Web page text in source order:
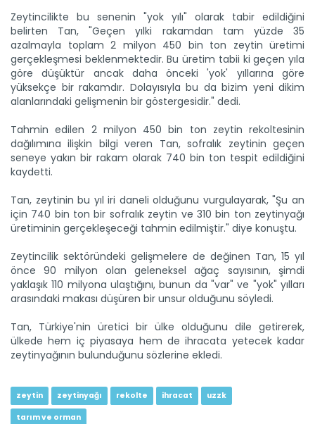
Zeytincilikte bu senenin "yok yılı" olarak tabir edildiğini
belirten Tan, "Geçen yılki rakamdan tam yüzde 35
azalmayla toplam 2 milyon 450 bin ton zeytin üretimi
gerçekleşmesi beklenmektedir. Bu üretim tabii ki geçen yıla
göre düşüktür ancak daha önceki 'yok' yıllarına göre
yüksekçe bir rakamdır. Dolayısıyla bu da bizim yeni dikim
alanlarındaki gelişmenin bir göstergesidir." dedi.
Tahmin edilen 2 milyon 450 bin ton zeytin rekoltesinin
dağılımına ilişkin bilgi veren Tan, sofralık zeytinin geçen
seneye yakın bir rakam olarak 740 bin ton tespit edildiğini
kaydetti.
Tan, zeytinin bu yıl iri daneli olduğunu vurgulayarak, "Şu an
için 740 bin ton bir sofralık zeytin ve 310 bin ton zeytinyağı
üretiminin gerçekleşeceği tahmin edilmiştir." diye konuştu.
Zeytincilik sektöründeki gelişmelere de değinen Tan, 15 yıl
önce 90 milyon olan geleneksel ağaç sayısının, şimdi
yaklaşık 110 milyona ulaştığını, bunun da "var" ve "yok" yılları
arasındaki makası düşüren bir unsur olduğunu söyledi.
Tan, Türkiye'nin üretici bir ülke olduğunu dile getirerek,
ülkede hem iç piyasaya hem de ihracata yetecek kadar
zeytinyağının bulunduğunu sözlerine ekledi.
zeytin zeytinyağı rekolte ihracat uzzk
tarım ve orman
İnci kefali göç yolunda,...
Van Gölü'nde yaşayan ve üreme döneminde suyun akışının
tersine...
Devamını Oku ->
Mevsim yağışları tarım sektörüne bereket getirdi. Tarım ve
Orman...
Devamını Oku ->